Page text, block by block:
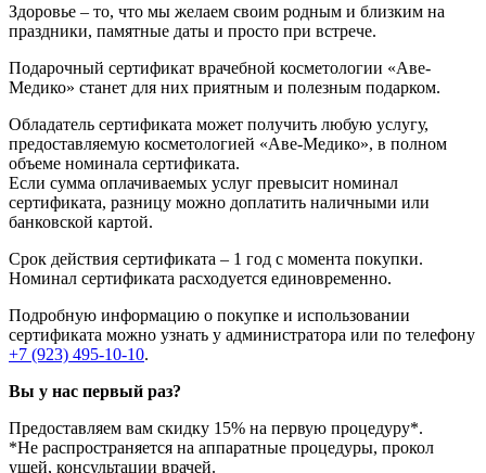
Здоровье – то, что мы желаем своим родным и близким на
праздники, памятные даты и просто при встрече.
Подарочный сертификат врачебной косметологии «Аве-
Медико» станет для них приятным и полезным подарком.
Обладатель сертификата может получить любую услугу,
предоставляемую косметологией «Аве-Медико», в полном
объеме номинала сертификата.
Если сумма оплачиваемых услуг превысит номинал
сертификата, разницу можно доплатить наличными или
банковской картой.
Срок действия сертификата – 1 год с момента покупки.
Номинал сертификата расходуется единовременно.
Подробную информацию о покупке и использовании
сертификата можно узнать у администратора или по телефону
+7 (923) 495-10-10.
Вы у нас первый раз?
Предоставляем вам скидку 15% на первую процедуру*.
*Не распространяется на аппаратные процедуры, прокол
ушей, консультации врачей.